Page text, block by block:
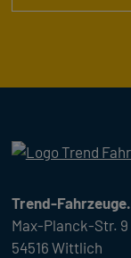
Trend-
Max-Planck-Str. 9
54516 Wittlich